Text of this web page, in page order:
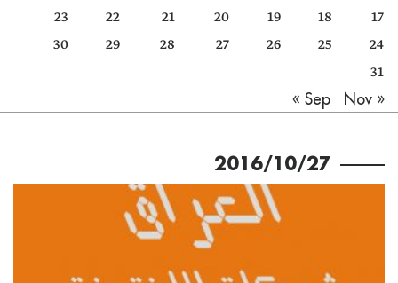
17
18
19
20
21
22
23
24
25
26
27
28
29
30
31
« Sep
Nov »
2016/10/27